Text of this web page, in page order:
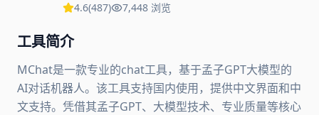
4.6(487) 7,448 浏览
工具简介
MChat是一款专业的chat工具，基于孟子GPT大模型的
AI对话机器人。该工具支持国内使用，提供中文界面和中
文支持。凭借其孟子GPT、大模型技术、专业质量等核心